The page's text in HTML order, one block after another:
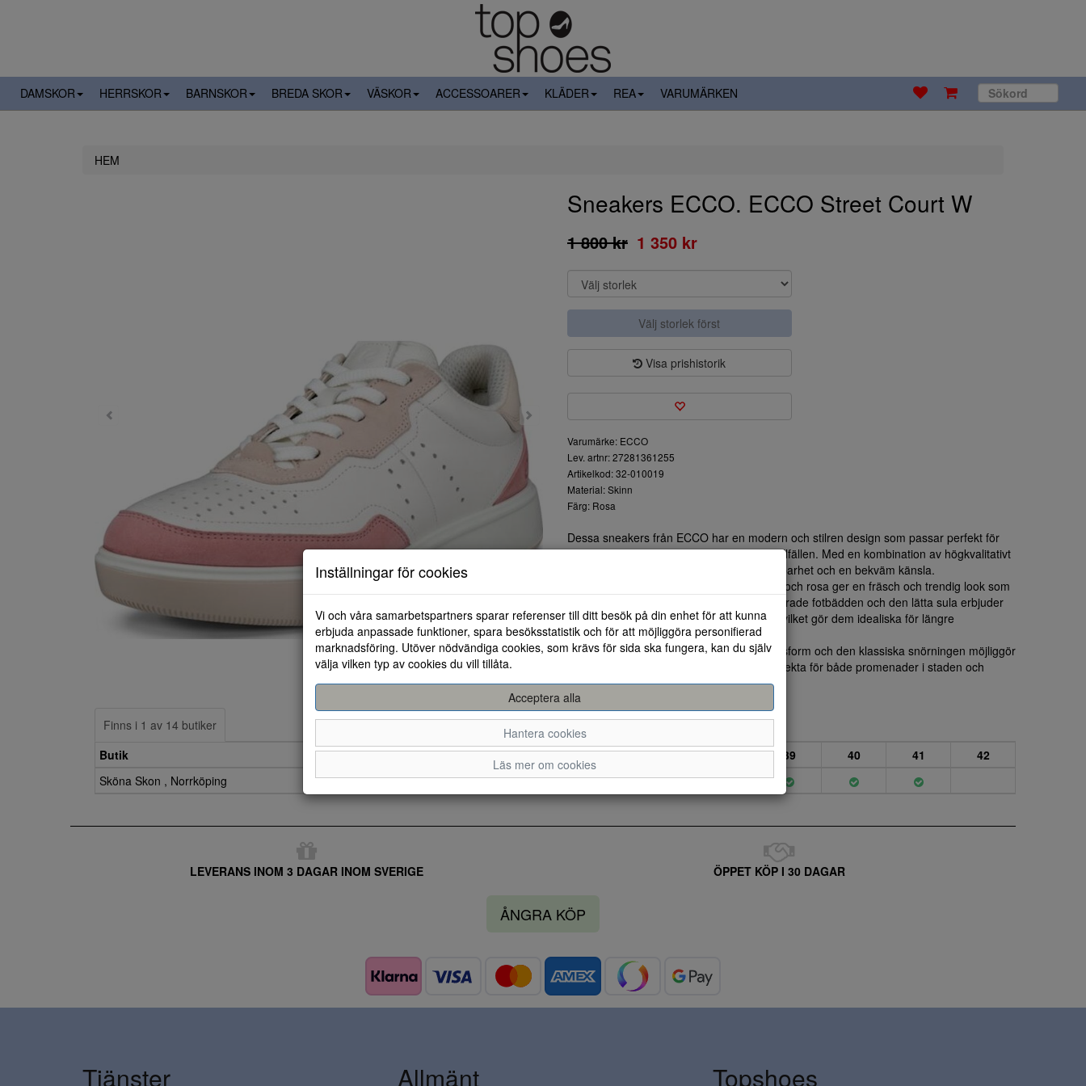
DAMSKOR HERRSKOR BARNSKOR BREDA SKOR VÄSKOR ACCESSOARER KLÄDER REA VARUMÄRKEN
HEM
Sneakers ECCO. ECCO Street Court W
1 800 kr 1 350 kr
Välj storlek först
Visa prishistorik
Varumärke: ECCO
Lev. artnr: 27281361255
Artikelkod: 32-010019
Material: Skinn
Färg: Rosa
Dessa sneakers från ECCO har en modern och stilren design som passar perfekt för
både vardagsbruk och mer avslappnade tillfällen. Med en kombination av högkvalitativt
läder och mjukt mocka ger skon både hållbarhet och en bekväm känsla.
Färgschemats harmoniska nyanser av vitt och rosa ger en fräsch och trendig look som
kan matchas med olika outfitar. Den vadderade fotbädden och den lätta sula erbjuder
extra komfort och stöd under hela dagen, vilket gör dem idealiska för längre
användning.
Skaftet är designat för att ge en säker passform och den klassiska snörningen möjliggör
justering för optimal känsla runt foten. Perfekta för både promenader i staden och
avkopplande dagar hemma.
Finns i 1 av 14 butiker
Butik
35 36 37 38 39 40 41
42
Sköna Skon , Norrköping
LEVERANS INOM 3 DAGAR INOM SVERIGE ÖPPET KÖP I 30 DAGAR
ÅNGRA KÖP
Inställningar för cookies
Vi och våra samarbetspartners sparar referenser till ditt besök på din enhet för att kunna
erbjuda anpassade funktioner, spara besöksstatistik och för att möjliggöra personifierad
marknadsföring. Utöver nödvändiga cookies, som krävs för sida ska fungera, kan du själv
välja vilken typ av cookies du vill tillåta.
Acceptera alla
Hantera cookies
Läs mer om cookies
Tjänster Allmänt Topshoes